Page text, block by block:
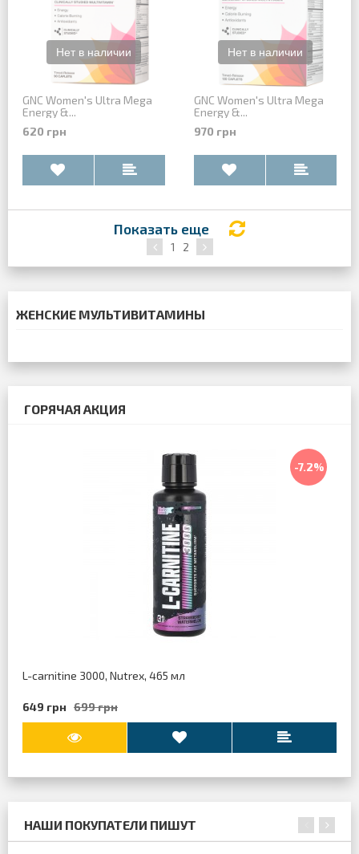
ГОРЯЧАЯ АКЦИЯ
-7.2%
L-carnitine 3000, Nutrex, 465 мл
649 грн 699 грн
НАШИ ПОКУПАТЕЛИ ПИШУТ
GNC Women's Ultra Mega
Energy &...
620 грн
GNC Women's Ultra Mega
Energy &...
970 грн
1 2
Показать еще
ЖЕНСКИЕ МУЛЬТИВИТАМИНЫ